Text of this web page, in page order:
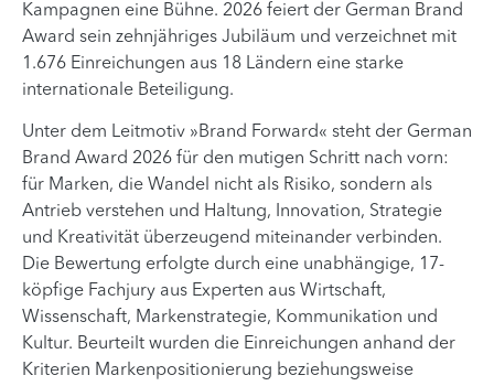
Kampagnen eine Bühne. 2026 feiert der German Brand
Award sein zehnjähriges Jubiläum und verzeichnet mit
1.676 Einreichungen aus 18 Ländern eine starke
internationale Beteiligung.
Unter dem Leitmotiv »Brand Forward« steht der German
Brand Award 2026 für den mutigen Schritt nach vorn:
für Marken, die Wandel nicht als Risiko, sondern als
Antrieb verstehen und Haltung, Innovation, Strategie
und Kreativität überzeugend miteinander verbinden.
Die Bewertung erfolgte durch eine unabhängige, 17-
köpfige Fachjury aus Experten aus Wirtschaft,
Wissenschaft, Markenstrategie, Kommunikation und
Kultur. Beurteilt wurden die Einreichungen anhand der
Kriterien Markenpositionierung beziehungsweise